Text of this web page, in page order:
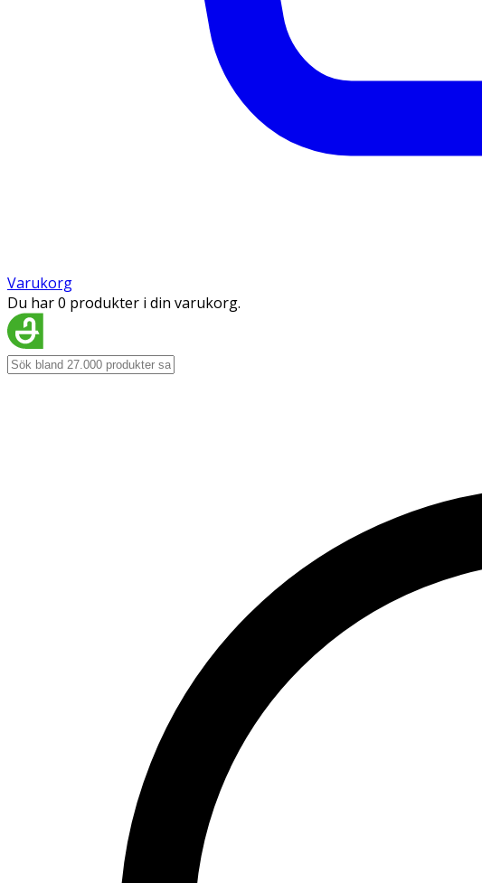
Varukorg
Du har 0 produkter i din varukorg.